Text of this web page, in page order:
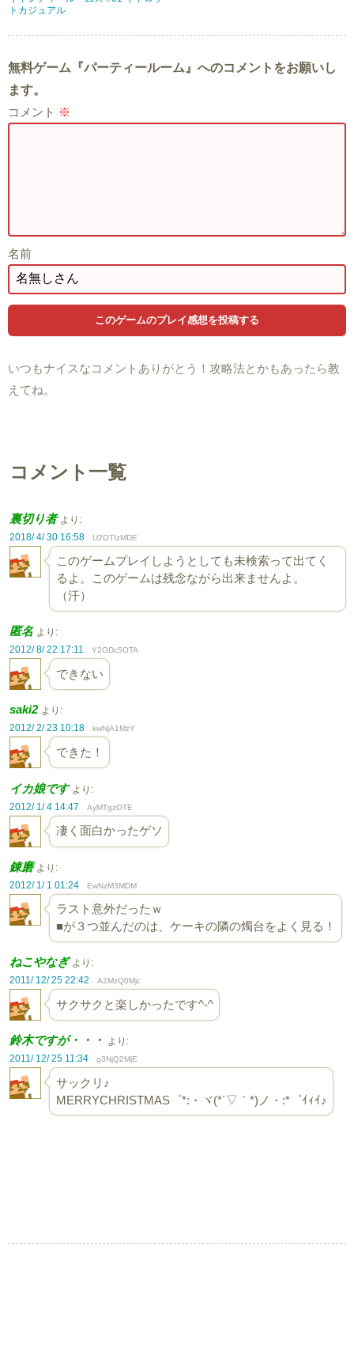
トカジュアル
無料ゲーム『パーティールーム』へのコメントをお願いし
ます。
コメント ※
名前
いつもナイスなコメントありがとう！攻略法とかもあったら教
えてね。
コメント一覧
裏切り者 より:
2018/ 4/ 30 16:58
U2OTIzMDE
このゲームプレイしようとしても未検索って出てく
るよ。このゲームは残念ながら出来ませんよ。
（汗）
匿名 より:
2012/ 8/ 22 17:11
Y2ODc5OTA
できない
saki2 より:
2012/ 2/ 23 10:18
kwNjA1MzY
できた！
イカ娘です より:
2012/ 1/ 4 14:47
AyMTgzOTE
凄く面白かったゲソ
錬磨 より:
2012/ 1/ 1 01:24
EwNzM3MDM
ラスト意外だったｗ
■が３つ並んだのは、ケーキの隣の燭台をよく見る！
ねこやなぎ より:
2011/ 12/ 25 22:42
A2MzQ0Mjc
サクサクと楽しかったです^-^
鈴木ですが・・・
より:
2011/ 12/ 25 11:34
g3NjQ2MjE
サックリ♪
MERRYCHRISTMAS゜*:・ヾ(*´▽｀*)ノ・:*゜ｲｨｲ♪